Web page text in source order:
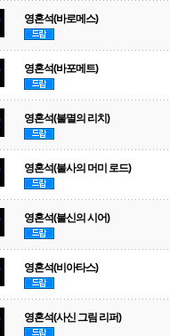
영혼석(바로메스)
영혼석(바포메트)
영혼석(불멸의 리치)
영혼석(불사의 머미 로드)
영혼석(불신의 시어)
영혼석(비아타스)
영혼석(사신 그림 리퍼)